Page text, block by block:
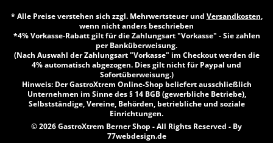
* Alle Preise verstehen sich zzgl. Mehrwertsteuer und Versandkosten,
wenn nicht anders beschrieben
*4% Vorkasse-Rabatt gilt für die Zahlungsart "Vorkasse" - Sie zahlen
per Banküberweisung.
(Nach Auswahl der Zahlungsart "Vorkasse" im Checkout werden die
4% automatisch abgezogen. Dies gilt nicht für Paypal und
Sofortüberweisung.)
Hinweis: Der GastroXtrem Online-Shop beliefert ausschließlich
Unternehmen im Sinne des § 14 BGB (gewerbliche Betriebe),
Selbstständige, Vereine, Behörden, betriebliche und soziale
Einrichtungen.
© 2026 GastroXtrem Berner Shop - All Rights Reserved - By
77webdesign.de